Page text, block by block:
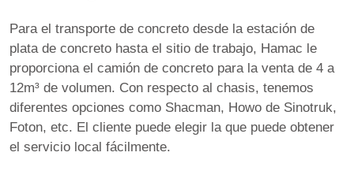
Para el transporte de concreto desde la estación de
plata de concreto hasta el sitio de trabajo, Hamac le
proporciona el camión de concreto para la venta de 4 a
12m³ de volumen. Con respecto al chasis, tenemos
diferentes opciones como Shacman, Howo de Sinotruk,
Foton, etc. El cliente puede elegir la que puede obtener
el servicio local fácilmente.